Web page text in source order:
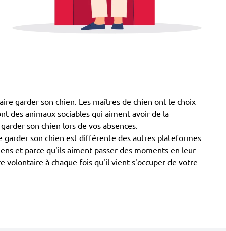
garder son chien. Les maîtres de chien ont le choix
des animaux sociables qui aiment avoir de la
son chien lors de vos absences.
son chien est différente des autres plateformes
et parce qu'ils aiment passer des moments en leur
volontaire à chaque fois qu'il vient s'occuper de votre